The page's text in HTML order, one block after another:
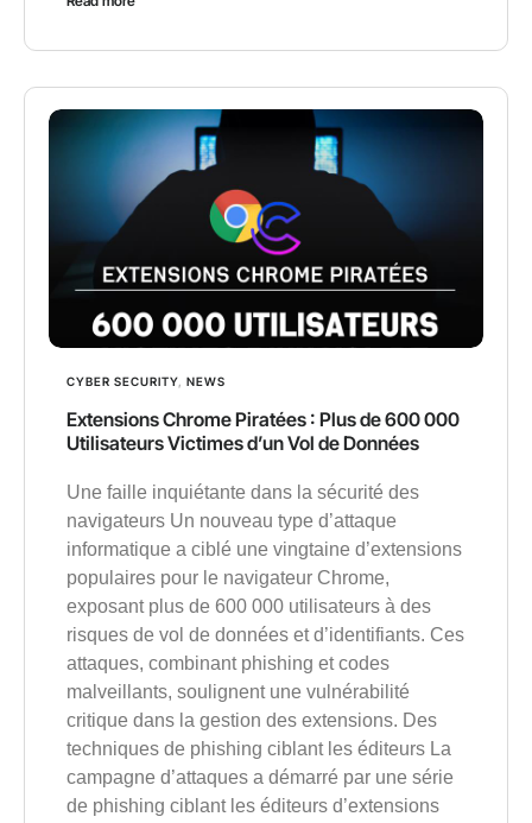
CYBER SECURITY NEWS
Extensions Chrome Piratées : Plus de 600 000
Utilisateurs Victimes d’un Vol de Données
Une faille inquiétante dans la sécurité des
navigateurs Un nouveau type d’attaque
informatique a ciblé une vingtaine d’extensions
populaires pour le navigateur Chrome,
exposant plus de 600 000 utilisateurs à des
risques de vol de données et d’identifiants. Ces
attaques, combinant phishing et codes
malveillants, soulignent une vulnérabilité
critique dans la gestion des extensions. Des
techniques de phishing ciblant les éditeurs La
campagne d’attaques a démarré par une série
de phishing ciblant les éditeurs d’extensions